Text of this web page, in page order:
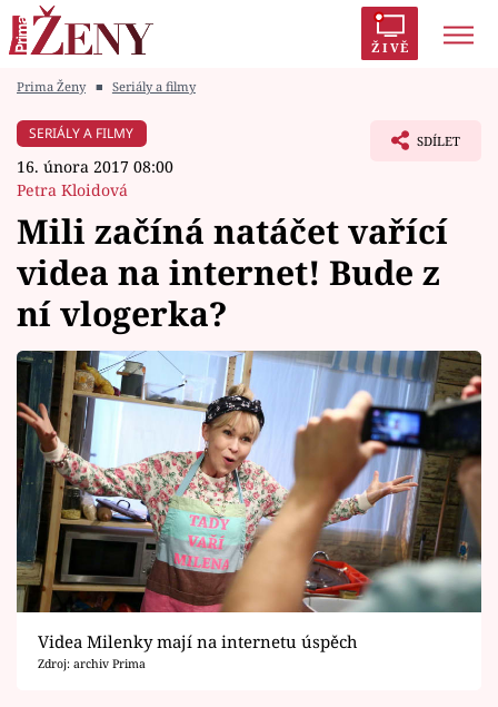
ŽIVĚ
Módní alarm
Témata
Celebrity
Vztahy
Seriály
Horoskopy
Sledujte prima+
Filmový festival Karlovy Vary
Pořady
Prima Ženy ■ Seriály a filmy
SERIÁLY A FILMY
16. února 2017 08:00
Petra Kloidová
SDÍLET
Mili začíná natáčet vařící
videa na internet! Bude z
ní vlogerka?
Videa Milenky mají na internetu úspěch
Zdroj: archiv Prima